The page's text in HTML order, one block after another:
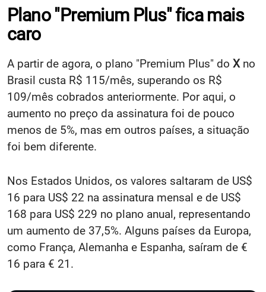
Plano "Premium Plus" fica mais
caro
A partir de agora, o plano "Premium Plus" do X no
Brasil custa R$ 115/mês, superando os R$
109/mês cobrados anteriormente. Por aqui, o
aumento no preço da assinatura foi de pouco
menos de 5%, mas em outros países, a situação
foi bem diferente.
Nos Estados Unidos, os valores saltaram de US$
16 para US$ 22 na assinatura mensal e de US$
168 para US$ 229 no plano anual, representando
um aumento de 37,5%. Alguns países da Europa,
como França, Alemanha e Espanha, saíram de €
16 para € 21.